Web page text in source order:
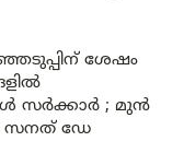
ശേഷം
സർക്കാർ ; മുൻ
ഡേ